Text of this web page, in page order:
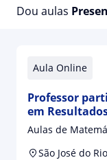
Dou aulas
Aula Online
Professor
em
Aulas de
São José do